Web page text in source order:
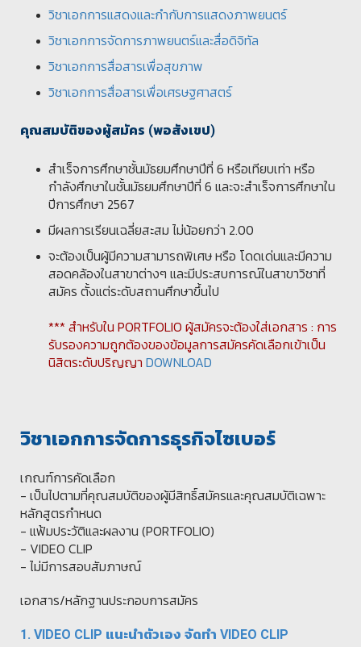
วิชาเอกการแสดงและกำกับการแสดงภาพยนตร์
วิชาเอกการจัดการภาพยนตร์และสื่อดิจิทัล
วิชาเอกการสื่อสารเพื่อสุขภาพ
วิชาเอกการสื่อสารเพื่อเศรษฐศาสตร์
คุณสมบัติของผู้สมัคร (พอสังเขป)
สำเร็จการศึกษาชั้นมัธยมศึกษาปีที่ 6 หรือเทียบเท่า หรือ
กำลังศึกษาในชั้นมัธยมศึกษาปีที่ 6 และจะสำเร็จการศึกษาใน
ปีการศึกษา 2567
มีผลการเรียนเฉลี่ยสะสม ไม่น้อยกว่า 2.00
จะต้องเป็นผู้มีความสามารถพิเศษ หรือ โดดเด่นและมีความ
สอดคล้องในสาขาต่างๆ และมีประสบการณ์ในสาขาวิชาที่
สมัคร ตั้งแต่ระดับสถานศึกษาขึ้นไป
*** สำหรับใน PORTFOLIO ผู้สมัครจะต้องใส่เอกสาร : การ
รับรองความถูกต้องของข้อมูลการสมัครคัดเลือกเข้าเป็น
นิสิตระดับปริญญา DOWNLOAD
วิชาเอกการจัดการธุรกิจไซเบอร์
เกณฑ์การคัดเลือก
- เป็นไปตามที่คุณสมบัติของผู้มีสิทธิ์สมัครและคุณสมบัติเฉพาะ
หลักสูตรกำหนด
- แฟ้มประวัติและผลงาน (PORTFOLIO)
- VIDEO CLIP
- ไม่มีการสอบสัมภาษณ์
เอกสาร/หลักฐานประกอบการสมัคร
1. VIDEO CLIP แนะนำตัวเอง จัดทำ VIDEO CLIP